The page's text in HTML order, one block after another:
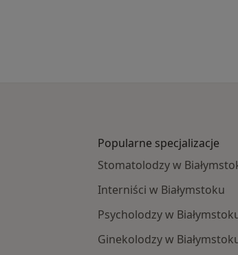
Popularne specjalizacje
Stomatolodzy w
Interniści w Białymstoku
Psycholodzy w
Ginekolodzy w